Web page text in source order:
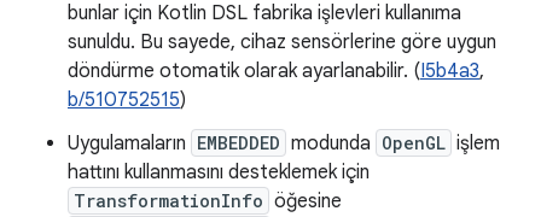
bunlar için Kotlin DSL fabrika işlevleri kullanıma
sunuldu. Bu sayede, cihaz sensörlerine göre uygun
döndürme otomatik olarak ayarlanabilir. (I5b4a3,
b/510752515)
Uygulamaların EMBEDDED modunda OpenGL işlem
hattını kullanmasını desteklemek için
TransformationInfo öğesine